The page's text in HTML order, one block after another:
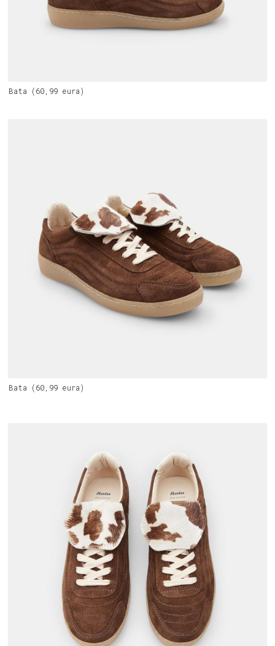
Bata (60,99 eura)
Bata (60,99 eura)